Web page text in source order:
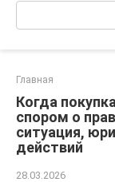
Главная
Когда
спором о
ситуация,
действий
28.03.2026